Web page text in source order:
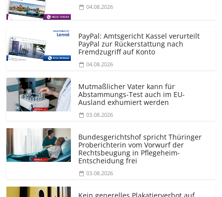
04.08.2026
PayPal: Amtsgericht Kassel verurteilt
PayPal zur Rückerstattung nach
Fremdzugriff auf Konto
04.08.2026
Mutmaßlicher Vater kann für
Abstammungs-Test auch im EU-
Ausland exhumiert werden
03.08.2026
Bundesgerichtshof spricht Thüringer
Proberichterin vom Vorwurf der
Rechtsbeugung in Pflegeheim-
Entscheidung frei
03.08.2026
Kein generelles Plakatierverbot auf